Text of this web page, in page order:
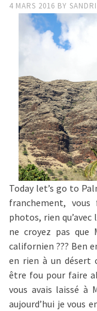
4 MARS 2016 BY
Today let’s go to
franchement,
photos, rien
ne croyez pas que
californien ??? Ben
en rien à un désert
être fou pour faire
vous avais laissé à
aujourd’hui je vous